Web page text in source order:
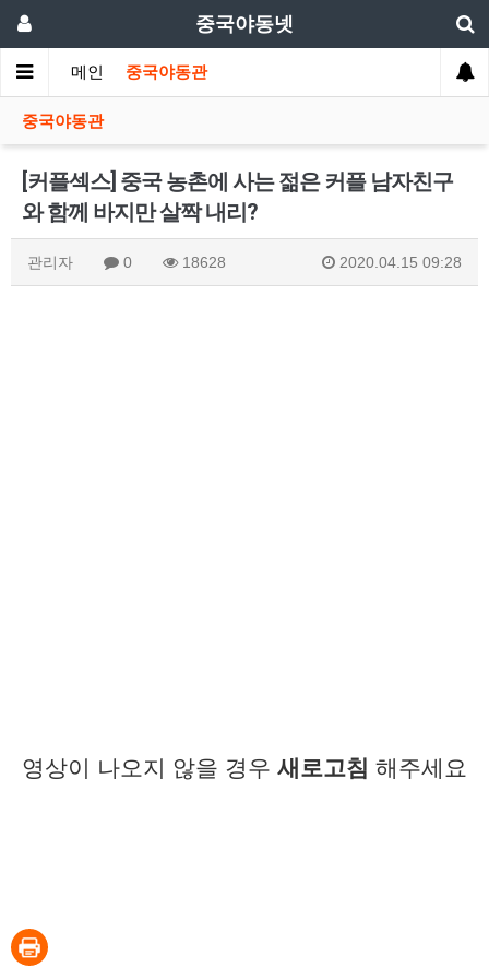
중국야동넷
메인 중국야동관
중국야동관
[커플섹스] 중국 농촌에 사는 젊은 커플 남자친구
와 함께 바지만 살짝 내리?
관리자 0 18628 2020.04.15 09:28
영상이 나오지 않을 경우 새로고침 해주세요